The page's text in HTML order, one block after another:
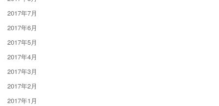
2017年7月
2017年6月
2017年5月
2017年4月
2017年3月
2017年2月
2017年1月